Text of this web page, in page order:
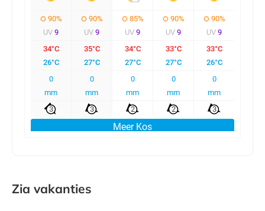
Zia vakanties